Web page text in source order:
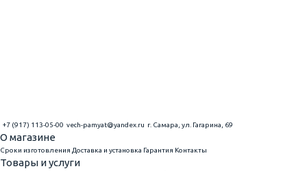
+7 (917) 113-05-00 vech-pamyat@yandex.ru г. Самара, ул. Гагарина, 69
О магазине
Сроки изготовления Доставка и установка Гарантия Контакты
Товары и услуги